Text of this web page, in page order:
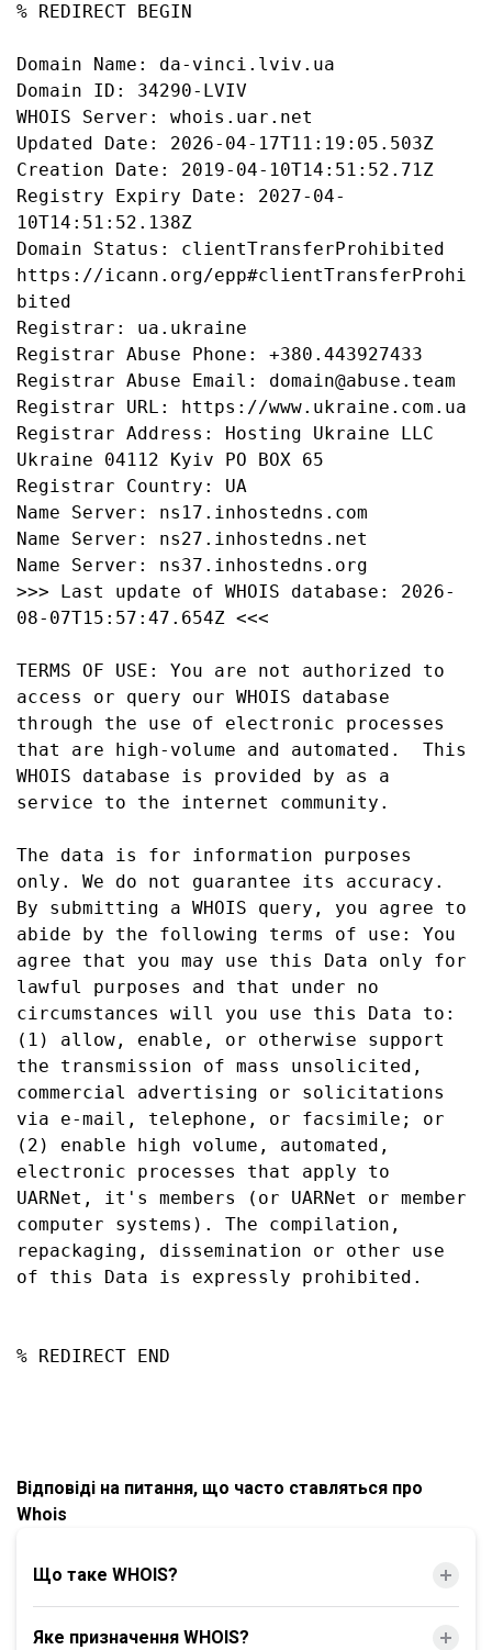
% REDIRECT BEGIN
Domain Name: da-vinci.lviv.ua
Domain ID: 34290-LVIV
WHOIS Server: whois.uar.net
Updated Date: 2026-04-17T11:19:05.503Z
Creation Date: 2019-04-10T14:51:52.71Z
Registry Expiry Date: 2027-04-
10T14:51:52.138Z
Domain Status: clientTransferProhibited
https://icann.org/epp#clientTransferProhi
bited
Registrar: ua.ukraine
Registrar Abuse Phone: +380.443927433
Registrar Abuse Email: domain@abuse.team
Registrar URL: https://www.ukraine.com.ua
Registrar Address: Hosting Ukraine LLC
Ukraine 04112 Kyiv PO BOX 65
Registrar Country: UA
Name Server: ns17.inhostedns.com
Name Server: ns27.inhostedns.net
Name Server: ns37.inhostedns.org
>>> Last update of WHOIS database: 2026-
08-07T15:57:47.654Z <<<
TERMS OF USE: You are not authorized to
access or query our WHOIS database
through the use of electronic processes
that are high-volume and automated.  This
WHOIS database is provided by as a
service to the internet community.
The data is for information purposes
only. We do not guarantee its accuracy.
By submitting a WHOIS query, you agree to
abide by the following terms of use: You
agree that you may use this Data only for
lawful purposes and that under no
circumstances will you use this Data to:
(1) allow, enable, or otherwise support
the transmission of mass unsolicited,
commercial advertising or solicitations
via e-mail, telephone, or facsimile; or
(2) enable high volume, automated,
electronic processes that apply to
UARNet, it's members (or UARNet or member
computer systems). The compilation,
repackaging, dissemination or other use
of this Data is expressly prohibited.
% REDIRECT END
Відповіді на питання, що часто ставляться про
Whois
Що таке WHOIS?
Яке призначення WHOIS?